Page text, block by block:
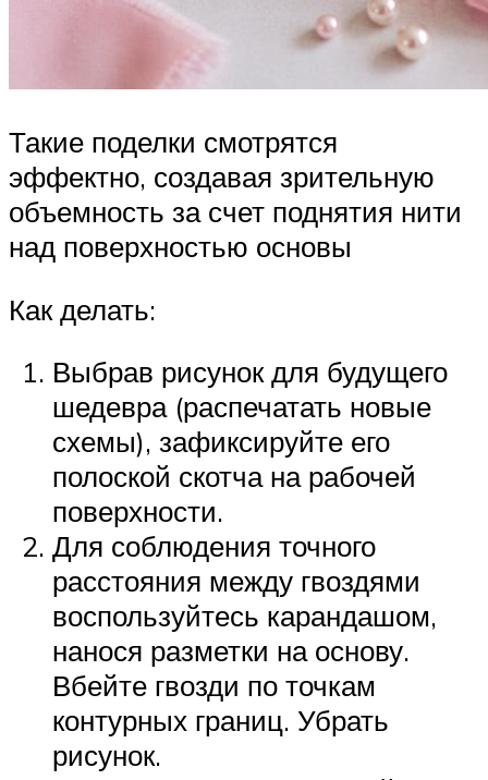
Такие поделки смотрятся
эффектно, создавая зрительную
объемность за счет поднятия нити
над поверхностью основы
Как делать:
Выбрав рисунок для будущего
шедевра (распечатать новые
схемы), зафиксируйте его
полоской скотча на рабочей
поверхности.
Для соблюдения точного
расстояния между гвоздями
воспользуйтесь карандашом,
нанося разметки на основу.
Вбейте гвозди по точкам
контурных границ. Убрать
рисунок.